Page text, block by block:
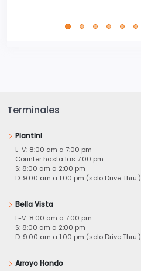
Terminales
Piantini
L-V: 8:00 am a 7:00 pm
Counter hasta las 7:00 pm
S: 8:00 am a 2:00 pm
D: 9:00 am a 1:00 pm (solo Drive Thru.)
Bella Vista
L-V: 8:00 am a 7:00 pm
S: 8:00 am a 2:00 pm
D: 9:00 am a 1:00 pm (solo Drive Thru.)
Arroyo Hondo